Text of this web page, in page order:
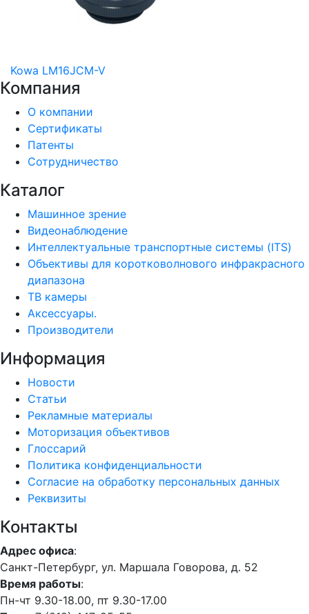
Kowa LM16JCM-V
Компания
О компании
Сертификаты
Патенты
Сотрудничество
Каталог
Машинное зрение
Видеонаблюдение
Интеллектуальные транспортные системы (ITS)
Объективы для коротковолнового инфракрасного
диапазона
ТВ камеры
Аксессуары.
Производители
Информация
Новости
Статьи
Рекламные материалы
Моторизация объективов
Глоссарий
Политика конфиденциальности
Согласие на обработку персональных данных
Реквизиты
Контакты
Адрес офиса:
Санкт-Петербург, ул. Маршала Говорова, д. 52
Время работы:
Пн-чт 9.30-18.00, пт 9.30-17.00